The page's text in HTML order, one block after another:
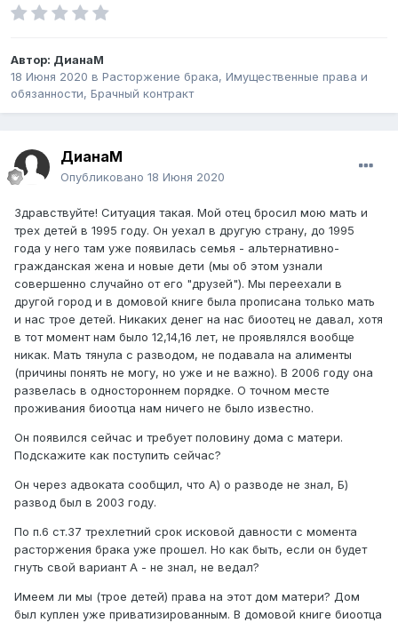
Автор: ДианаМ
18 Июня 2020 в Расторжение брака, Имущественные права и
обязанности, Брачный контракт
ДианаМ
Опубликовано 18 Июня 2020
Здравствуйте! Ситуация такая. Мой отец бросил мою мать и
трех детей в 1995 году. Он уехал в другую страну, до 1995
года у него там уже появилась семья - альтернативно-
гражданская жена и новые дети (мы об этом узнали
совершенно случайно от его "друзей"). Мы переехали в
другой город и в домовой книге была прописана только мать
и нас трое детей. Никаких денег на нас биоотец не давал, хотя
в тот момент нам было 12,14,16 лет, не проявлялся вообще
никак. Мать тянула с разводом, не подавала на алименты
(причины понять не могу, но уже и не важно). В 2006 году она
развелась в одностороннем порядке. О точном месте
проживания биоотца нам ничего не было известно.
Он появился сейчас и требует половину дома с матери.
Подскажите как поступить сейчас?
Он через адвоката сообщил, что А) о разводе не знал, Б)
развод был в 2003 году.
По п.6 ст.37 трехлетний срок исковой давности с момента
расторжения брака уже прошел. Но как быть, если он будет
гнуть свой вариант А - не знал, не ведал?
Имеем ли мы (трое детей) права на этот дом матери? Дом
был куплен уже приватизированным. В домовой книге биоотца